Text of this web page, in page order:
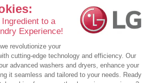
перална на алишта и